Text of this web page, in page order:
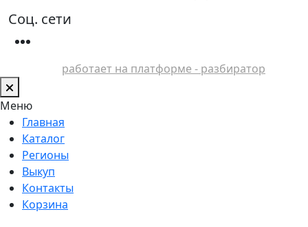
Соц. сети
работает на платформе - разбиратор
Меню
Главная
Каталог
Регионы
Выкуп
Контакты
Корзина